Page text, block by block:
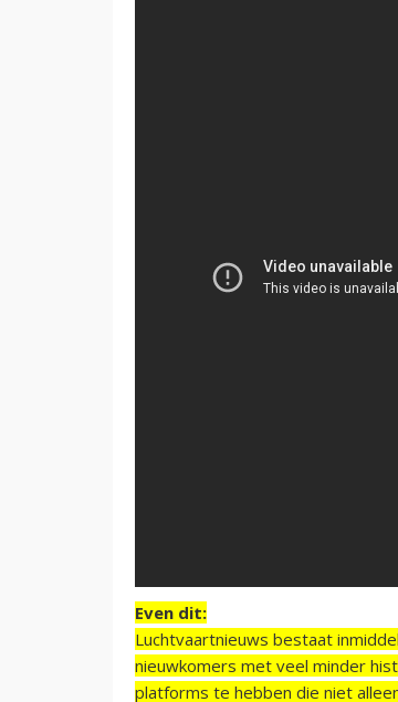
Even dit:
Luchtvaartnieuws bestaat
nieuwkomers met veel minder
platforms te hebben die niet